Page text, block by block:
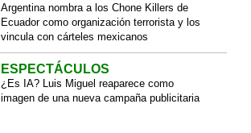
Argentina nombra a los Chone Killers de
Ecuador como organización terrorista y los
vincula con cárteles mexicanos
ESPECTÁCULOS
¿Es IA? Luis Miguel reaparece como
imagen de una nueva campaña publicitaria